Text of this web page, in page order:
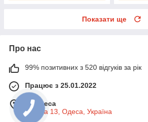
Показати ще
Про нас
99% позитивних з 520 відгуків за рік
Працює з 25.01.2022
м. Одеса
Базова 13, Одеса, Україна